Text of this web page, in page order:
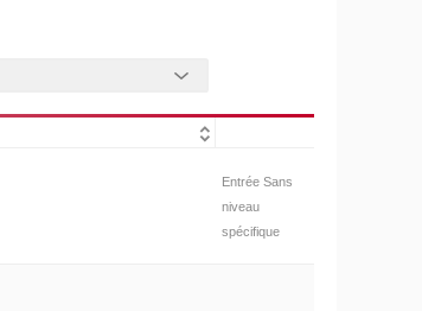
Entrée Sans
niveau
spécifique